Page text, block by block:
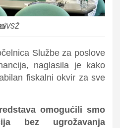
Službe za poslove
naglasila je kako
fiskalni okvir za sve
omogućili smo
bez ugrožavanja